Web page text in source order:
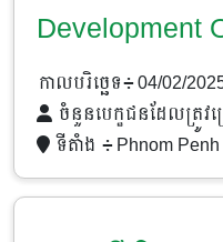
Development
កាលបរិច្ឆេទ៖ 04/02/
ចំនួនបេក្ខជនដែលត្រូវ
ទីតាំង ៖Phnom Penh